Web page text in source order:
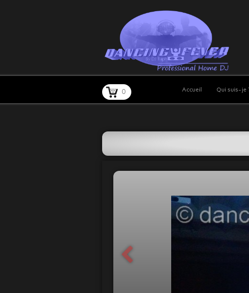
0 Accueil Qui suis-je